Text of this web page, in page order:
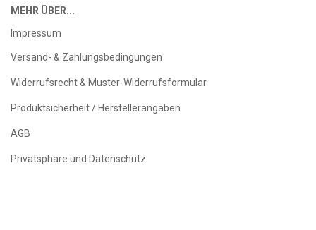
MEHR ÜBER...
Impressum
Versand- & Zahlungsbedingungen
Widerrufsrecht & Muster-Widerrufsformular
Produktsicherheit / Herstellerangaben
AGB
Privatsphäre und Datenschutz